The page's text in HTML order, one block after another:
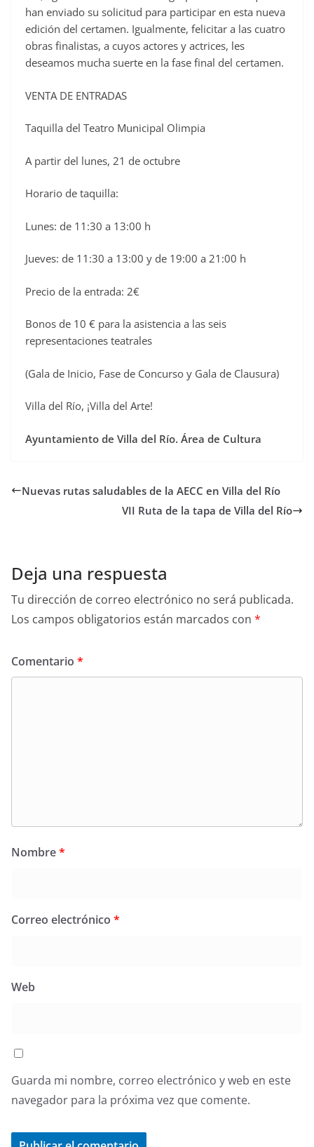
han enviado su solicitud para participar en esta nueva
edición del certamen. Igualmente, felicitar a las cuatro
obras finalistas, a cuyos actores y actrices, les
deseamos mucha suerte en la fase final del certamen.
VENTA DE ENTRADAS
Taquilla del Teatro Municipal Olimpia
A partir del lunes, 21 de octubre
Horario de taquilla:
Lunes: de 11:30 a 13:00 h
Jueves: de 11:30 a 13:00 y de 19:00 a 21:00 h
Precio de la entrada: 2€
Bonos de 10 € para la asistencia a las seis
representaciones teatrales
(Gala de Inicio, Fase de Concurso y Gala de Clausura)
Villa del Río, ¡Villa del Arte!
Ayuntamiento de Villa del Río. Área de Cultura
Nuevas rutas saludables de la AECC en Villa del Río
VII Ruta de la tapa de Villa del Río
Deja una respuesta
Tu dirección de correo electrónico no será publicada.
Los campos obligatorios están marcados con *
Comentario *
Nombre*
Correo electrónico *
Web
Guarda mi nombre, correo electrónico y web en este
navegador para la próxima vez que comente.